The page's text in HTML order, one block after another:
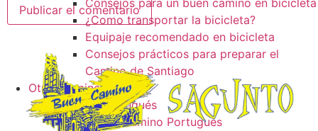
Consejos para un buen camino en bicicleta
¿Como transportar la bicicleta?
Equipaje recomendado en bicicleta
Consejos prácticos para preparar el
Camino de Santiago
Otros caminos
Camino Portugués
Tracks camino Portugués